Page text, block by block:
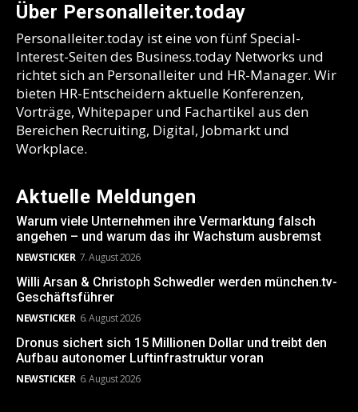
Über Personalleiter.today
Personalleiter.today ist eine von fünf Special-
Interest-Seiten des Business.today Networks und
richtet sich an Personalleiter und HR-Manager. Wir
bieten HR-Entscheidern aktuelle Konferenzen,
Vorträge, Whitepaper und Fachartikel aus den
Bereichen Recruiting, Digital, Jobmarkt und
Workplace.
Aktuelle Meldungen
Warum viele Unternehmen ihre Vermarktung falsch
angehen – und warum das ihr Wachstum ausbremst
NEWSTICKER 7. August 2026
Willi Arsan & Christoph Schwedler werden münchen.tv-
Geschäftsführer
NEWSTICKER 6. August 2026
Dronus sichert sich 15 Millionen Dollar und treibt den
Aufbau autonomer Luftinfrastruktur voran
NEWSTICKER 6. August 2026